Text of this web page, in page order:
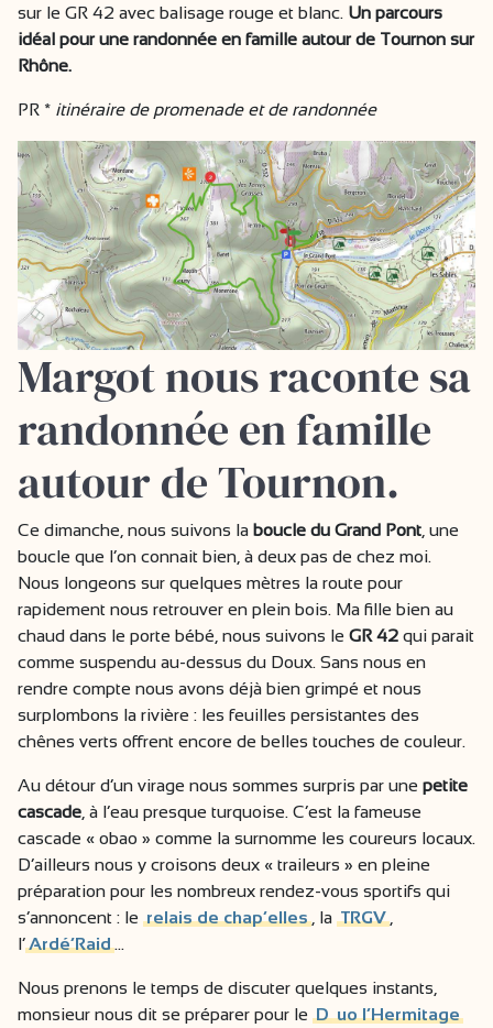
sur le GR 42 avec balisage rouge et blanc. Un parcours
idéal pour une randonnée en famille autour de Tournon sur
Rhône.
PR * itinéraire de promenade et de randonnée
Margot nous raconte sa
randonnée en famille
autour de Tournon.
Ce dimanche, nous suivons la boucle du Grand Pont , une
boucle que l’on connait bien, à deux pas de chez moi.
Nous longeons sur quelques mètres la route pour
rapidement nous retrouver en plein bois. Ma fille bien au
chaud dans le porte bébé, nous suivons le GR 42 qui parait
comme suspendu au-dessus du Doux. Sans nous en
rendre compte nous avons déjà bien grimpé et nous
surplombons la rivière : les feuilles persistantes des
chênes verts offrent encore de belles touches de couleur.
Au détour d’un virage nous sommes surpris par une petite
cascade , à l’eau presque turquoise. C’est la fameuse
cascade « obao » comme la surnomme les coureurs locaux.
D’ailleurs nous y croisons deux « traileurs » en pleine
préparation pour les nombreux rendez-vous sportifs qui
s’annoncent : le relais de chap’elles , laTRGV,
l’Ardé’Raid …
Nous prenons le temps de discuter quelques instants,
monsieur nous dit se préparer pour le D uo l’Hermitage